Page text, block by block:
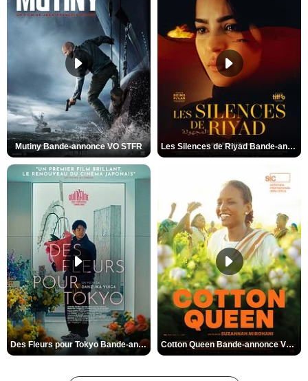
Mutiny Bande-annonce VO STFR Les Silences de Riyad Bande-annonce VO STFR
Des Fleurs pour Tokyo Bande-annonce VO STFR Cotton Queen Bande-annonce VO STFR